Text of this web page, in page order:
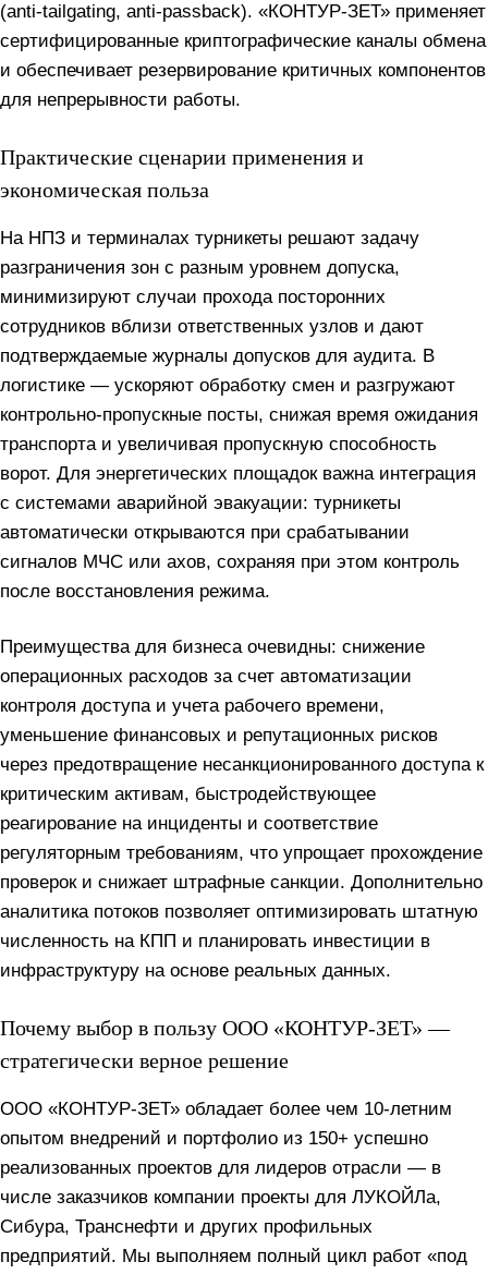
(anti‑tailgating, anti‑passback). «КОНТУР‑ЗЕТ» применяет
сертифицированные криптографические каналы обмена
и обеспечивает резервирование критичных компонентов
для непрерывности работы.
Практические сценарии применения и
экономическая польза
На НПЗ и терминалах турникеты решают задачу
разграничения зон с разным уровнем допуска,
минимизируют случаи прохода посторонних
сотрудников вблизи ответственных узлов и дают
подтверждаемые журналы допусков для аудита. В
логистике — ускоряют обработку смен и разгружают
контрольно‑пропускные посты, снижая время ожидания
транспорта и увеличивая пропускную способность
ворот. Для энергетических площадок важна интеграция
с системами аварийной эвакуации: турникеты
автоматически открываются при срабатывании
сигналов МЧС или ахов, сохраняя при этом контроль
после восстановления режима.
Преимущества для бизнеса очевидны: снижение
операционных расходов за счет автоматизации
контроля доступа и учета рабочего времени,
уменьшение финансовых и репутационных рисков
через предотвращение несанкционированного доступа к
критическим активам, быстродействующее
реагирование на инциденты и соответствие
регуляторным требованиям, что упрощает прохождение
проверок и снижает штрафные санкции. Дополнительно
аналитика потоков позволяет оптимизировать штатную
численность на КПП и планировать инвестиции в
инфраструктуру на основе реальных данных.
Почему выбор в пользу ООО «КОНТУР‑ЗЕТ» —
стратегически верное решение
ООО «КОНТУР‑ЗЕТ» обладает более чем 10‑летним
опытом внедрений и портфолио из 150+ успешно
реализованных проектов для лидеров отрасли — в
числе заказчиков компании проекты для ЛУКОЙЛа,
Сибура, Транснефти и других профильных
предприятий. Мы выполняем полный цикл работ «под